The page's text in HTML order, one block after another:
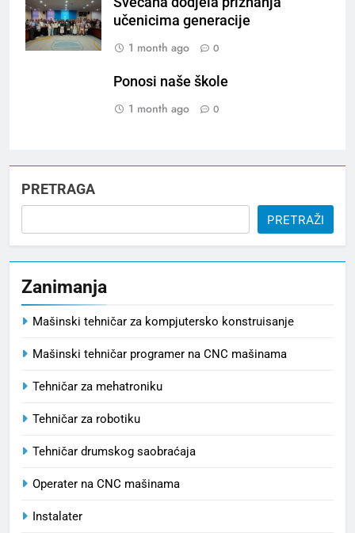
učenicima generacije
1 month ago
0
Ponosi naše škole
1 month ago
0
PRETRAGA
PRETRAŽI
Zanimanja
Mašinski tehničar za kompjutersko konstruisanje
Mašinski tehničar programer na CNC mašinama
Tehničar za mehatroniku
Tehničar za robotiku
Tehničar drumskog saobraćaja
Operater na CNC mašinama
Instalater